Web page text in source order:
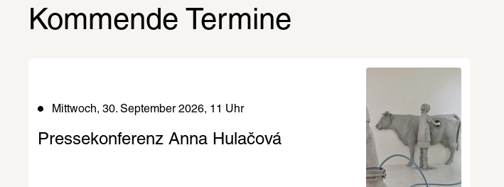
Kommende Termine
Mittwoch, 30. September 2026, 11 Uhr
Pressekonferenz Anna Hulačová